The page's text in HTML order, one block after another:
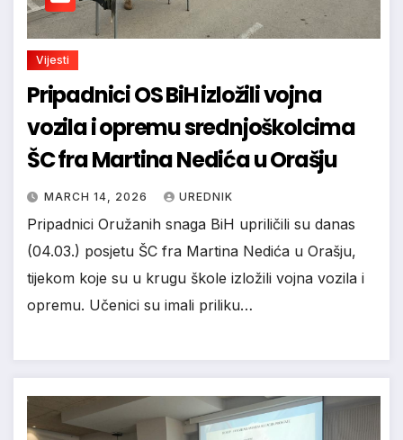
Vijesti
Pripadnici OS BiH izložili vojna
vozila i opremu srednjoškolcima
ŠC fra Martina Nedića u Orašju
MARCH 14, 2026 UREDNIK
Pripadnici Oružanih snaga BiH upriličili su danas
(04.03.) posjetu ŠC fra Martina Nedića u Orašju,
tijekom koje su u krugu škole izložili vojna vozila i
opremu. Učenici su imali priliku…